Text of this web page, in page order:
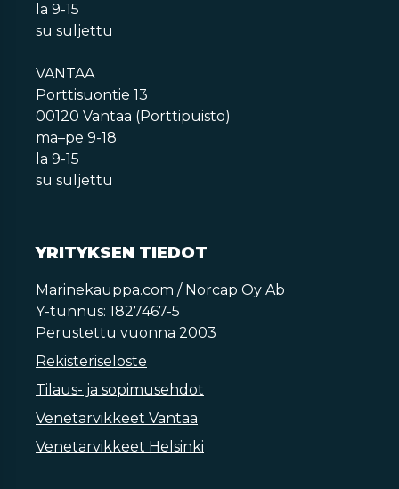
la 9-15
su suljettu
VANTAA
Porttisuontie 13
00120 Vantaa (Porttipuisto)
ma–pe 9-18
la 9-15
su suljettu
YRITYKSEN TIEDOT
Marinekauppa.com / Norcap Oy Ab
Y-tunnus: 1827467-5
Perustettu vuonna 2003
Rekisteriseloste
Tilaus- ja sopimusehdot
Venetarvikkeet Vantaa
Venetarvikkeet Helsinki